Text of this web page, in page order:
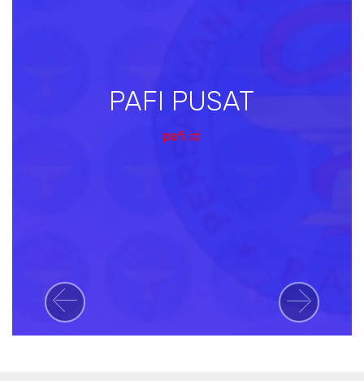
PAFI PUSAT
pafi.id
Previous Next